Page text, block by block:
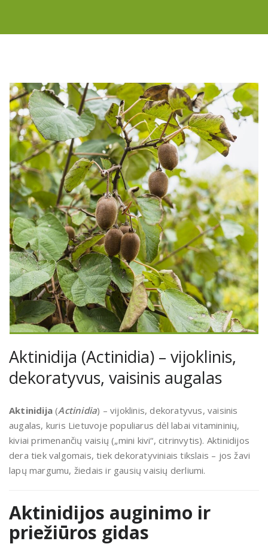
Aktinidija (Actinidia) – vijoklinis,
dekoratyvus, vaisinis augalas
Aktinidija (Actinidia) – vijoklinis, dekoratyvus, vaisinis
augalas, kuris Lietuvoje populiarus dėl labai vitamininių,
kiviai primenančių vaisių („mini kivi“, citrinvytis). Aktinidijos
dera tiek valgomais, tiek dekoratyviniais tikslais – jos žavi
lapų margumu, žiedais ir gausių vaisių derliumi.
Aktinidijos auginimo ir
priežiūros gidas